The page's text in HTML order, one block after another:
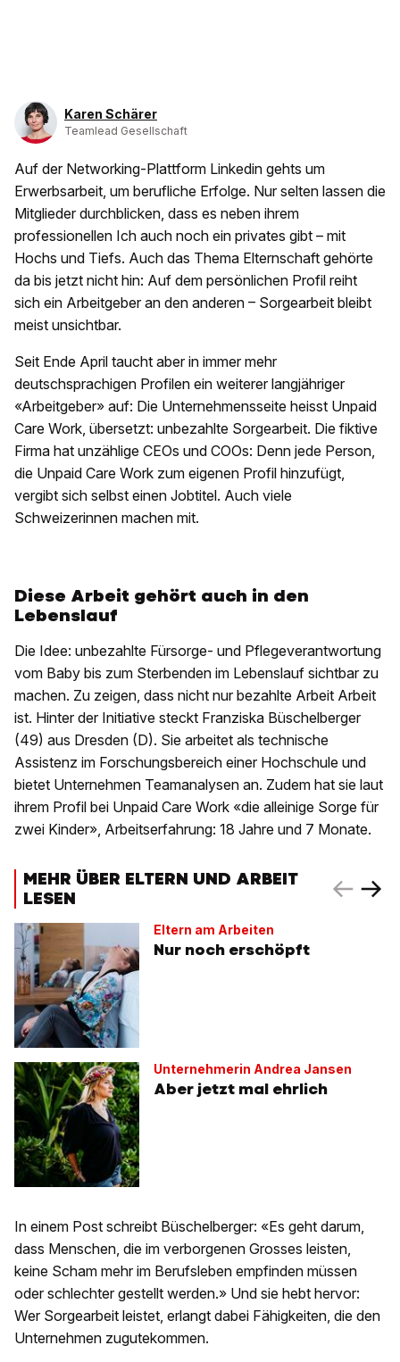
Karen Schärer
Teamlead Gesellschaft
Auf der Networking-Plattform Linkedin gehts um
Erwerbsarbeit, um berufliche Erfolge. Nur selten lassen die
Mitglieder durchblicken, dass es neben ihrem
professionellen Ich auch noch ein privates gibt – mit
Hochs und Tiefs. Auch das Thema Elternschaft gehörte
da bis jetzt nicht hin: Auf dem persönlichen Profil reiht
sich ein Arbeitgeber an den anderen – Sorgearbeit bleibt
meist unsichtbar.
Seit Ende April taucht aber in immer mehr
deutschsprachigen Profilen ein weiterer langjähriger
«Arbeitgeber» auf: Die Unternehmensseite heisst Unpaid
Care Work, übersetzt: unbezahlte Sorgearbeit. Die fiktive
Firma hat unzählige CEOs und COOs: Denn jede Person,
die Unpaid Care Work zum eigenen Profil hinzufügt,
vergibt sich selbst einen Jobtitel. Auch viele
Schweizerinnen machen mit.
Diese Arbeit gehört auch in den
Lebenslauf
Die Idee: unbezahlte Fürsorge- und Pflegeverantwortung
vom Baby bis zum Sterbenden im Lebenslauf sichtbar zu
machen. Zu zeigen, dass nicht nur bezahlte Arbeit Arbeit
ist. Hinter der Initiative steckt Franziska Büschelberger
(49) aus Dresden (D). Sie arbeitet als technische
Assistenz im Forschungsbereich einer Hochschule und
bietet Unternehmen Teamanalysen an. Zudem hat sie laut
ihrem Profil bei Unpaid Care Work «die alleinige Sorge für
zwei Kinder», Arbeitserfahrung: 18 Jahre und 7 Monate.
MEHR ÜBER ELTERN UND ARBEIT
LESEN
Eltern am Arbeiten
Nur noch erschöpft
Unternehmerin Andrea Jansen
Aber jetzt mal ehrlich
In einem Post schreibt Büschelberger: «Es geht darum,
dass Menschen, die im verborgenen Grosses leisten,
keine Scham mehr im Berufsleben empfinden müssen
oder schlechter gestellt werden.» Und sie hebt hervor:
Wer Sorgearbeit leistet, erlangt dabei Fähigkeiten, die den
Unternehmen zugutekommen.